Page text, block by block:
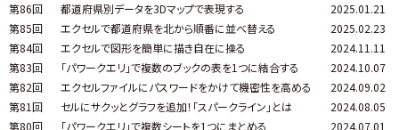
第86回
都道府県別データを3Dマップで表現する
2025.01.21
第85回
エクセルで都道府県を北から順番に並べ替える
2025.02.23
第84回
エクセルで図形を簡単に描き自在に操る
2024.11.11
第83回
「パワークエリ」で複数のブックの表を1つに結合する
2024.10.07
第82回
エクセルファイルにパスワードをかけて機密性を高める
2024.09.02
第81回
セルにサクッとグラフを追加！「スパークライン」とは
2024.08.05
第80回
「パワークエリ」で複数シートを1つにまとめる
2024.07.01